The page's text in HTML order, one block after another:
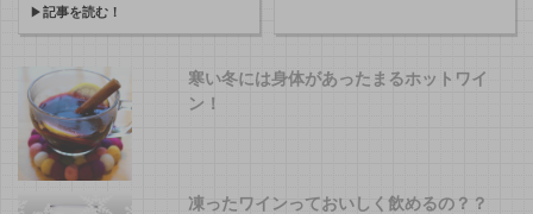
▶記事を読む！
寒い冬には身体があったまるホットワイ
ン！
凍ったワインっておいしく飲めるの？？